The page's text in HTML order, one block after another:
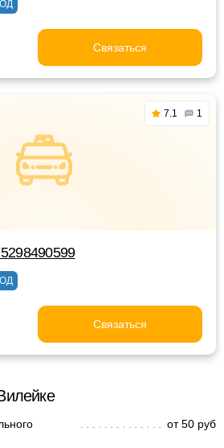
Связаться
7.1 1
Связаться
от 50 руб